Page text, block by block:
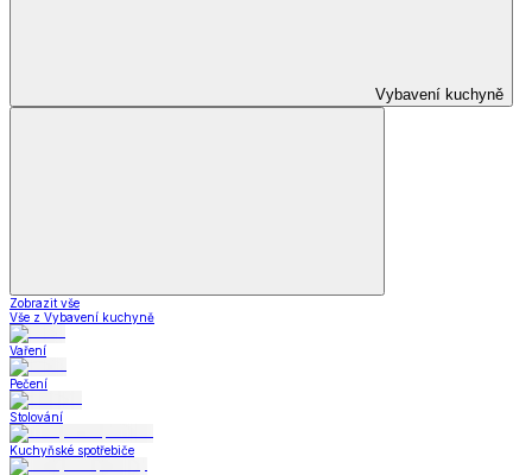
Vybavení kuchyně
Zobrazit vše
Vše z Vybavení kuchyně
Vaření
Pečení
Stolování
Kuchyňské spotřebiče